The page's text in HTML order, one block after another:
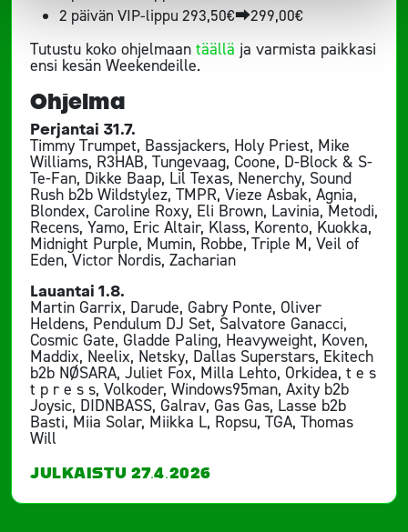
2 päivän VIP-lippu 293,50€⮕299,00€
Tutustu koko ohjelmaan täällä ja varmista paikkasi
ensi kesän Weekendeille.
Ohjelma
Perjantai 31.7.
Timmy Trumpet, Bassjackers, Holy Priest, Mike
Williams, R3HAB, Tungevaag, Coone, D-Block & S-
Te-Fan, Dikke Baap, Lil Texas, Nenerchy, Sound
Rush b2b Wildstylez, TMPR, Vieze Asbak, Agnia,
Blondex, Caroline Roxy, Eli Brown, Lavinia, Metodi,
Recens, Yamo, Eric Altair, Klass, Korento, Kuokka,
Midnight Purple, Mumin, Robbe, Triple M, Veil of
Eden, Victor Nordis, Zacharian
Lauantai 1.8.
Martin Garrix, Darude, Gabry Ponte, Oliver
Heldens, Pendulum DJ Set, Salvatore Ganacci,
Cosmic Gate, Gladde Paling, Heavyweight, Koven,
Maddix, Neelix, Netsky, Dallas Superstars, Ekitech
b2b NØSARA, Juliet Fox, Milla Lehto, Orkidea, t e s
t p r e s s, Volkoder, Windows95man, Axity b2b
Joysic, DIDNBASS, Galrav, Gas Gas, Lasse b2b
Basti, Miia Solar, Miikka L, Ropsu, TGA, Thomas
Will
JULKAISTU 27.4.2026